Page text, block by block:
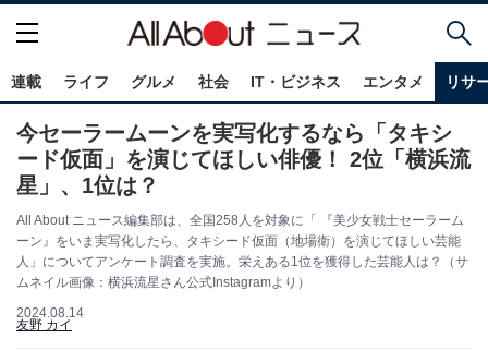
連載 ライフ グルメ 社会 IT・ビジネス エンタメ リサ
今セーラームーンを実写化するなら「タキシ
ード仮面」を演じてほしい俳優！ 2位「横浜流
星」、1位は？
All About ニュース編集部は、全国258人を対象に「 『美少女戦士セーラーム
ーン』をいま実写化したら、タキシード仮面（地場衛）を演じてほしい芸能
人」についてアンケート調査を実施。栄えある1位を獲得した芸能人は？（サ
ムネイル画像：横浜流星さん公式Instagramより）
2024.08.14
友野 カイ